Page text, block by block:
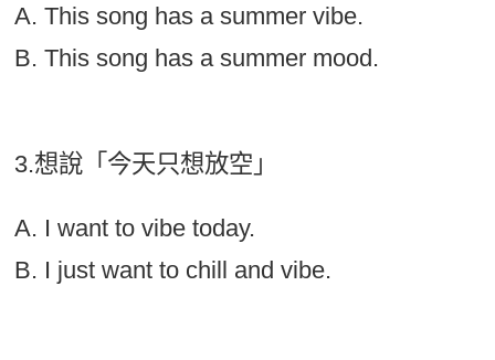
A. This song has a summer vibe.
B. This song has a summer mood.
3.想說「今天只想放空」
A. I want to vibe today.
B. I just want to chill and vibe.